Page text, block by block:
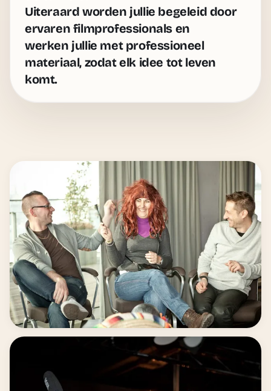
Uiteraard worden jullie begeleid door
ervaren filmprofessionals en
werken jullie met professioneel
materiaal, zodat elk idee tot leven
komt.